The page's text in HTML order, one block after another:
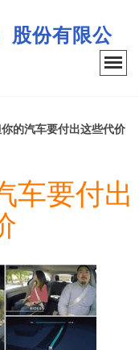
股份有限公
的汽车要付出这些代价
车要付出